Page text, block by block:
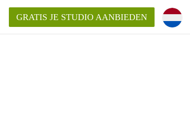
Studio's in Gent?
GRATIS JE STUDIO AANBIEDEN